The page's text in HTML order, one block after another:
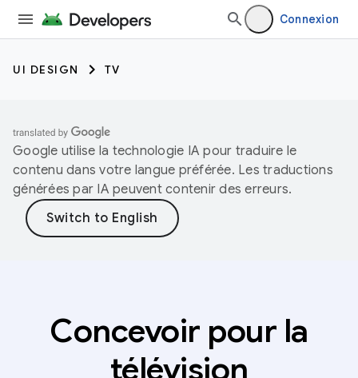
Connexion
UI DESIGN TV
Google utilise la technologie IA pour traduire le
contenu dans votre langue préférée. Les traductions
générées par IA peuvent contenir des erreurs.
Concevoir pour la
télévision